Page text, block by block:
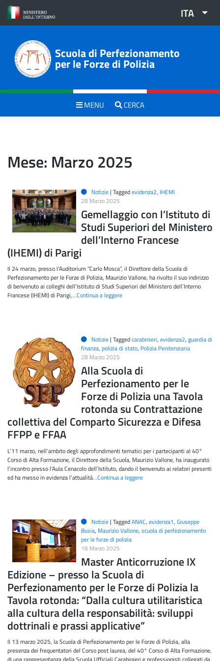
Skip
content
ITA
Scuola di Perfezionamento
per le Forze di Polizia
MENU CERCA
Mese: Marzo 2025
Notizie | Taggedevidenza2, IHEMI
28 Marzo 2025
Gemellaggio con l’Istituto di
Studi Superiori del Ministero
dell’Interno Francese
(IHEMI) di Parigi
Il 24 marzo, presso l’Auditorium “Carlo Mosca”, il Direttore della Scuola di
Perfezionamento per le Forze di Polizia, Maurizio Vallone, ha rivolto il suo indirizzo
di benvenuto ai colleghi dell’Istituto di Studi Superiori del Ministero dell’Interno
Francese (IHEMI) di Parigi,…Continua a leggere
Notizie | Taggedcarabinieri, evidenza2, guardia di
finanza, polizia di stato, Polizia Penitenziaria
28 Marzo 2025
Alla Scuola di
Perfezionamento per le
Forze di Polizia una Tavola
rotonda su Contrattazione
collettiva del Comparto Sicurezza e Difesa
FFPP e FFAA
L’11 marzo, nell’ambito degli approfondimenti tematici per i partecipanti al 40°
Corso di Alta Formazione, il Direttore della Scuola, Maurizio Vallone, ha inaugurato
l’incontro presso l’Aula Cenacolo dell’Istituto, dando il benvenuto ai relatori presenti
ed ha messo in evidenza l’attualità…Continua a leggere
Notizie | TaggedANAC, evidenza1, Giuseppe
Busia, Maurizio Vallone, scuola di perfezionamento
per le forze di polizia
18 Marzo 2025
Master Anticorruzione IX
Edizione – presso la Scuola di
Perfezionamento per le Forze di Polizia la
Tavola rotonda: “Dalla cultura utilitaristica
alla cultura della responsabilità: sviluppi
dottrinali e prassi applicative”
Il 13 marzo 2025, la Scuola di Perfezionamento per le Forze di Polizia, alla
presenza dei frequentatori del Corso post laurea, del 40° Corso di Alta Formazione,